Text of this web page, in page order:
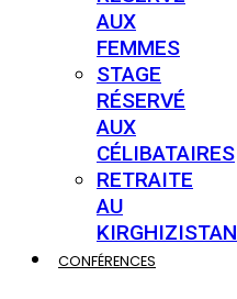
AUX
FEMMES
STAGE
RÉSERVÉ
AUX
CÉLIBATAIRES
RETRAITE
AU
KIRGHIZISTAN
CONFÉRENCES